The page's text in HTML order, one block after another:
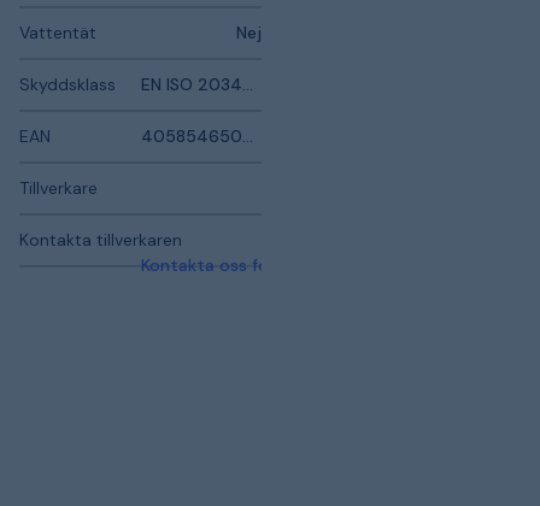
Vattentät Nej
Skyddsklass EN ISO 20345:2022 S3S ESD SC FO SR
EAN 4058546508746
Tillverkare
Kontakta tillverkaren
Kontakta oss för mer information